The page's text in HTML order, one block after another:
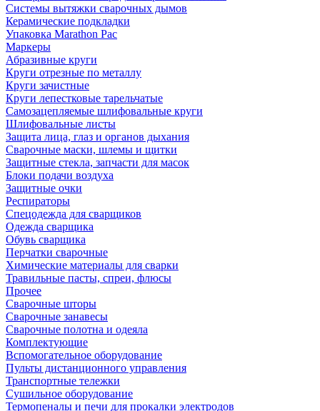
Системы вытяжки сварочных дымов
Керамические подкладки
Упаковка Marathon Pac
Маркеры
Абразивные круги
Круги отрезные по металлу
Круги зачистные
Круги лепестковые тарельчатые
Самозацепляемые шлифовальные круги
Шлифовальные листы
Защита лица, глаз и органов дыхания
Сварочные маски, шлемы и щитки
Защитные стекла, запчасти для масок
Блоки подачи воздуха
Защитные очки
Респираторы
Спецодежда для сварщиков
Одежда сварщика
Обувь сварщика
Перчатки сварочные
Химические материалы для сварки
Травильные пасты, спреи, флюсы
Прочее
Сварочные шторы
Сварочные занавесы
Сварочные полотна и одеяла
Комплектующие
Вспомогательное оборудование
Пульты дистанционного управления
Транспортные тележки
Сушильное оборудование
Термопеналы и печи для прокалки электродов